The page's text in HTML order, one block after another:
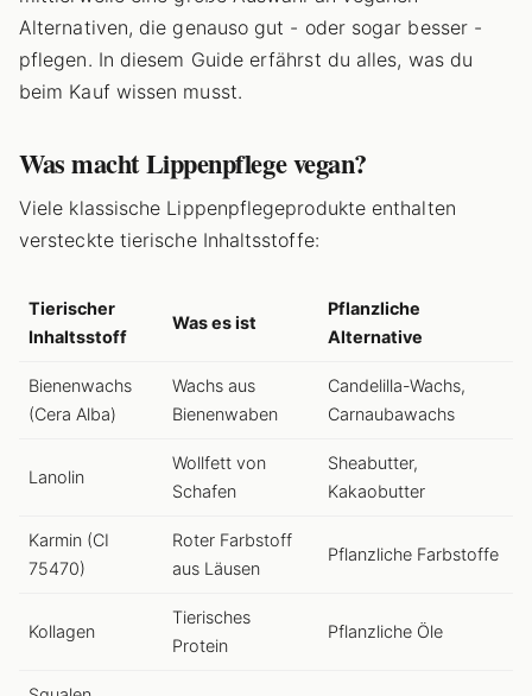
Alternativen, die genauso gut - oder sogar besser -
pflegen. In diesem Guide erfährst du alles, was du
beim Kauf wissen musst.
Was macht Lippenpflege vegan?
Viele klassische Lippenpflegeprodukte enthalten
versteckte tierische Inhaltsstoffe:
Tierischer
Inhaltsstoff
Was es ist
Pflanzliche
Alternative
Bienenwachs
(Cera Alba)
Wachs aus
Bienenwaben
Candelilla-Wachs,
Carnaubawachs
Lanolin
Wollfett von
Schafen
Sheabutter,
Kakaobutter
Karmin (CI
75470)
Roter Farbstoff
aus Läusen
Pflanzliche Farbstoffe
Kollagen
Tierisches
Protein
Pflanzliche Öle